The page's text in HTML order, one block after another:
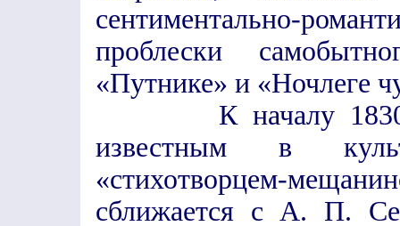
сентиментально-
проблески
«Путнике» и «Ночлеге
К началу 1830-х
известным в
«стихотворцем-
сближается с А. П.